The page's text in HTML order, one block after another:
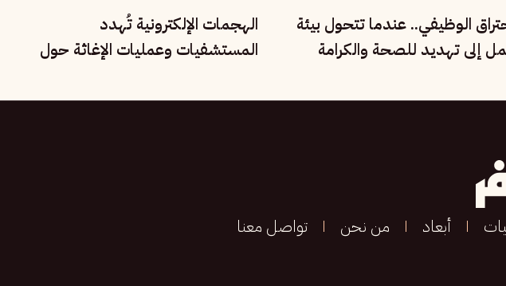
الوظيفي.. عندما تتحول بيئة
إلى تهديد للصحة والكرامة
الهجمات الإلكترونية تُهدد
المستشفيات وعمليات الإغاثة حول
أبعاد من نحن تواصل معنا